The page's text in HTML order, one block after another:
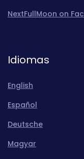
NextFullMoon on
Idiomas
English
Español
Deutsche
Magyar